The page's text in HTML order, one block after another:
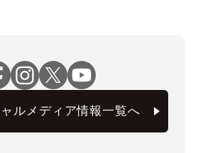
ルメディア情報一覧へ